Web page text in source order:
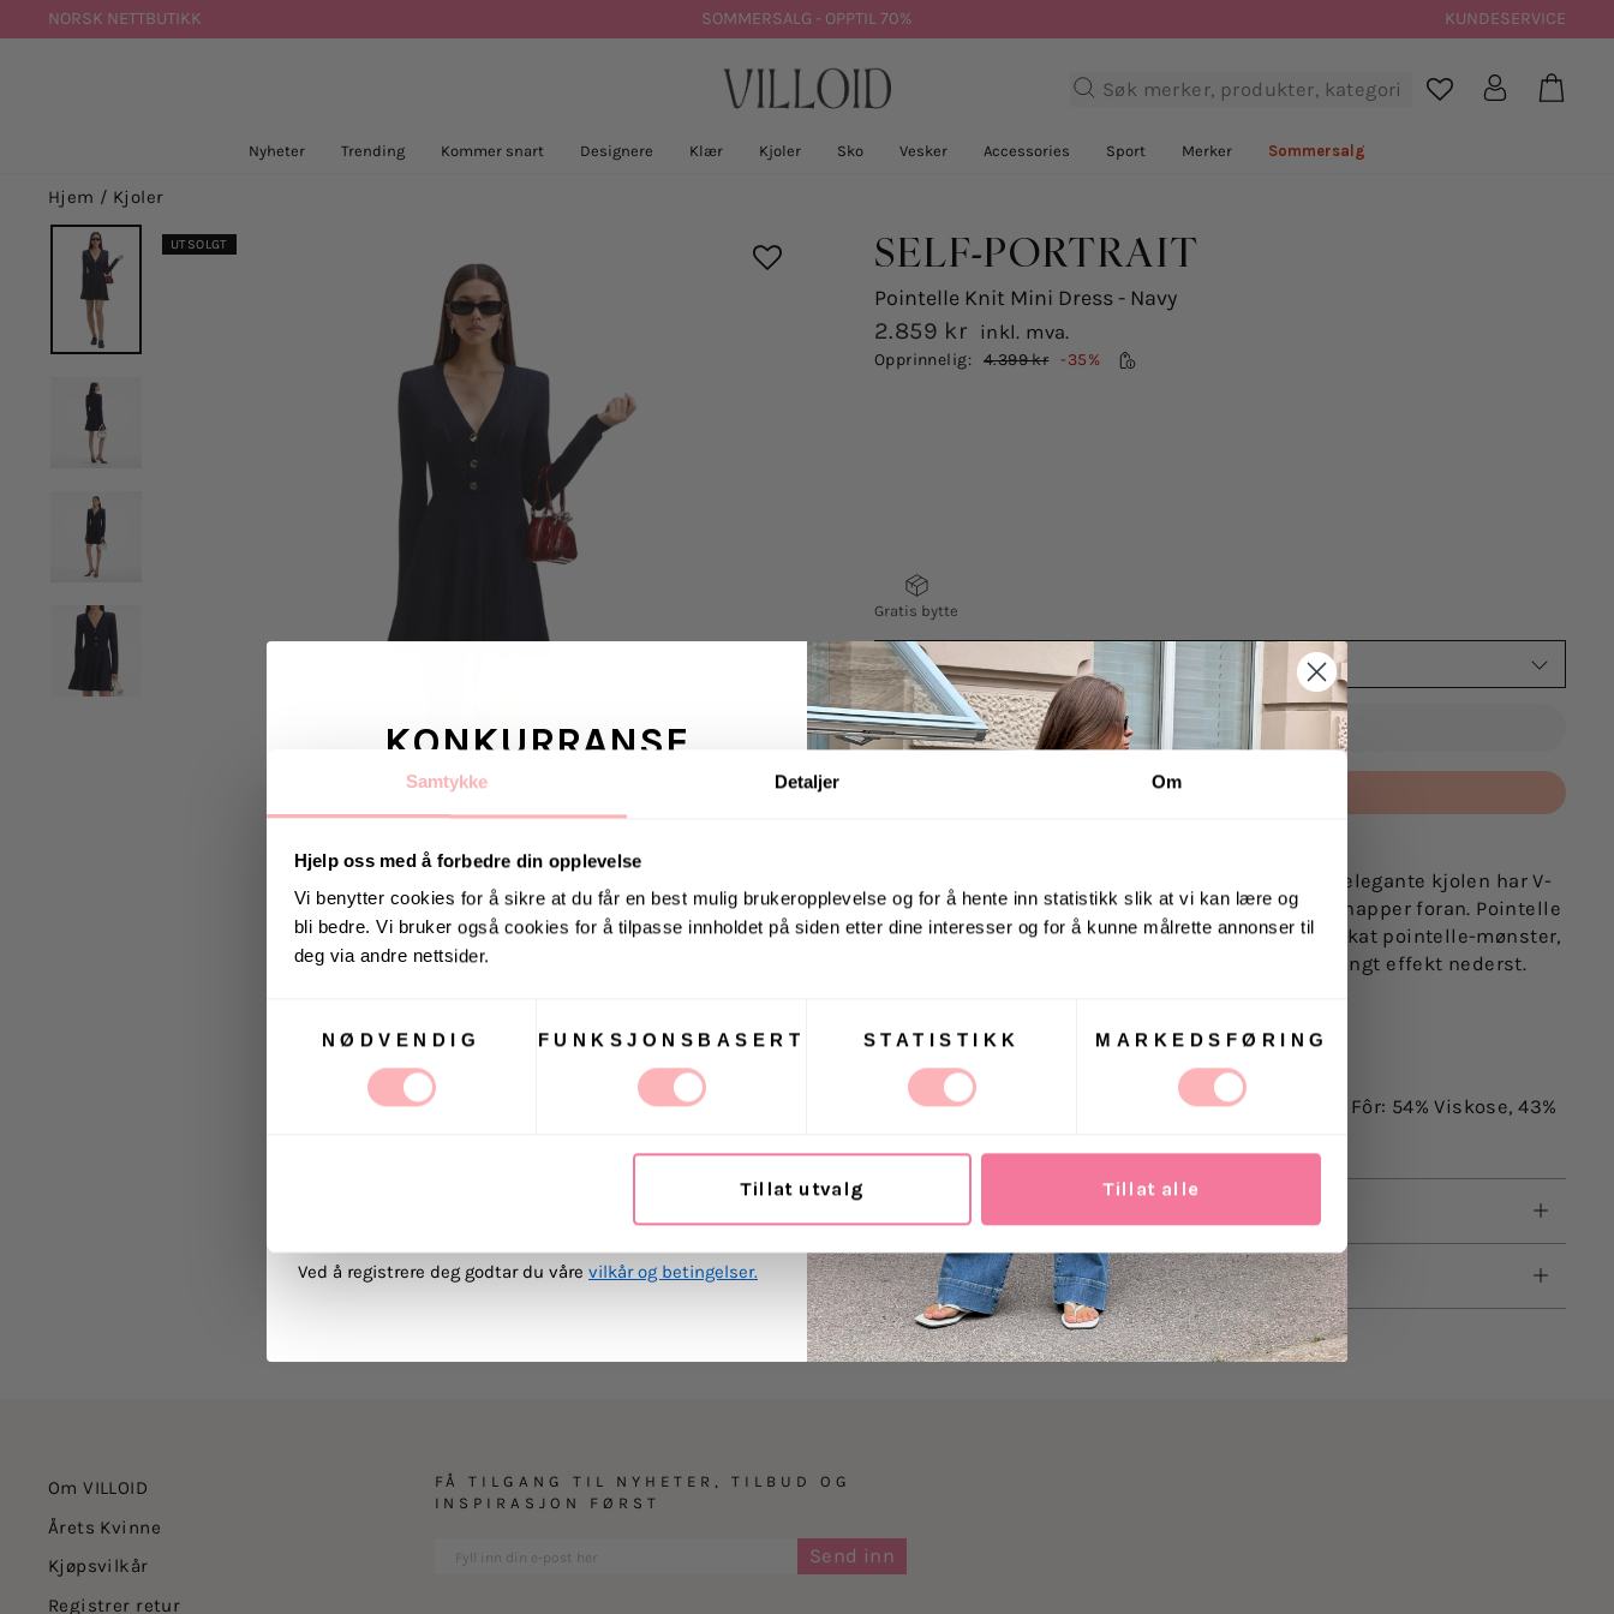
Samtykke Detaljer Om
Hjelp oss med å forbedre din opplevelse
Vi benytter cookies for å sikre at du får en best mulig brukeropplevelse og for å hente inn statistikk slik at vi kan lære og
bli bedre. Vi bruker også cookies for å tilpasse innholdet på siden etter dine interesser og for å kunne målrette annonser til
deg via andre nettsider.
NØDVENDIG
FUNKSJONSBASERT STATISTIKK MARKEDSFØRING
Tillat utvalg Tillat alle
til
NORSK NETTBUTIKK SOMMERSALG - OPPTIL 70% KUNDESERVICE
Søk  Logg inn
Nyheter Trending Kommer snart Designere Klær Kjoler Sko Vesker Accessories Sport Merker Sommersalg
Hjem / Kjoler
UTSOLGT SELF-PORTRAIT
Pointelle Knit Mini Dress - Navy
2.859 kr inkl. mva.
Opprinnelig: 4.399 kr
Salgspris -35%
Gratis bytte
VELG STØRRELSE
STØRRELSE
STØRRELSE
UTSOLGT
Betal med
Pointelle Knit Mini Dress fra Self-Portrait. Denne elegante kjolen har V-
hals og lange ermer, kombinert med dekorative knapper foran. Pointelle
Knit Mini Dress er laget av myk strikk med et delikat pointelle-mønster,
som fremhever midjen og skaper en nydelig utsvingt effekt nederst.
Modellen er 178 cm og har på seg størrelse 36.
Materiale: 52% Viskose, 47% Polyamid, 1% Elastan. Fôr: 54% Viskose, 43%
Retur
Om VILLOID
Årets Kvinne
Kjøpsvilkår
Registrer retur
FÅ TILGANG TIL NYHETER, TILBUD OG
INSPIRASJON FØRST
Send inn
KONKURRANSE
Vinn valgfrie jeans fra Jeanerica
til deg og en venn <3
Vinneren annonseres 9. august via Instagram
Ja, jeg samtykker til at Villoid kan sende meg
Ved å registrere deg godtar du våre vilkår og betingelser.